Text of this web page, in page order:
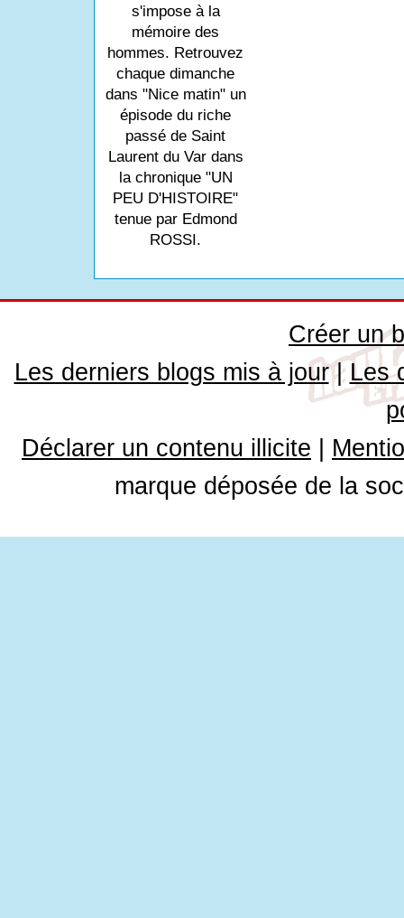
s'impose à la
mémoire des
hommes. Retrouvez
chaque dimanche
dans "Nice matin" un
épisode du riche
passé de Saint
Laurent du Var dans
la chronique "UN
PEU D'HISTOIRE"
tenue par Edmond
ROSSI.
Créer un
Les derniers blogs mis à jour| Les
Déclarer un contenu illicite
marque déposée de la